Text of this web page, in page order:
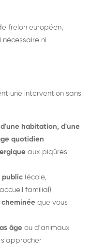
frelon européen,
nécessaire ni
une intervention sans
habitation, d'une
quotidien
aux piqûres
public (école,
familial)
que vous
âge ou d'animaux